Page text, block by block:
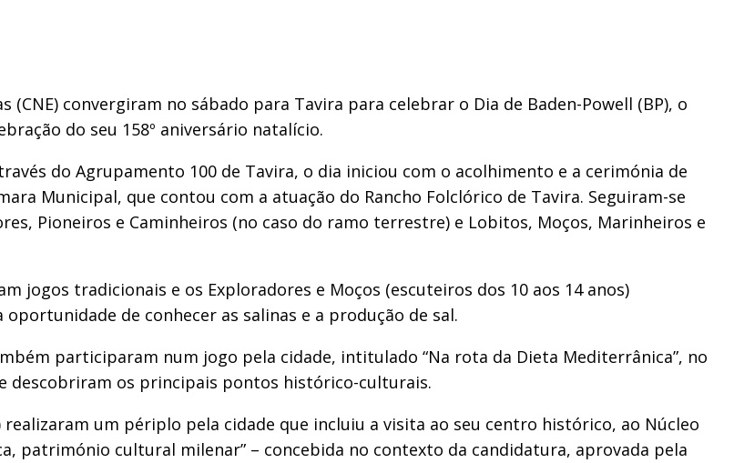
(CNE) convergiram no sábado para Tavira para celebrar o Dia de Baden-Powell (BP), o
do seu 158º aniversário natalício.
do Agrupamento 100 de Tavira, o dia iniciou com o acolhimento e a cerimónia de
Municipal, que contou com a atuação do Rancho Folclórico de Tavira. Seguiram-se
Pioneiros e Caminheiros (no caso do ramo terrestre) e Lobitos, Moços, Marinheiros e
jogos tradicionais e os Exploradores e Moços (escuteiros dos 10 aos 14 anos)
de conhecer as salinas e a produção de sal.
participaram num jogo pela cidade, intitulado “Na rota da Dieta Mediterrânica”, no
descobriram os principais pontos histórico-culturais.
realizaram um périplo pela cidade que incluiu a visita ao seu centro histórico, ao Núcleo
património cultural milenar” – concebida no contexto da candidatura, aprovada pela